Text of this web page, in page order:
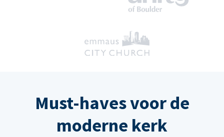
Must-haves voor de
moderne kerk